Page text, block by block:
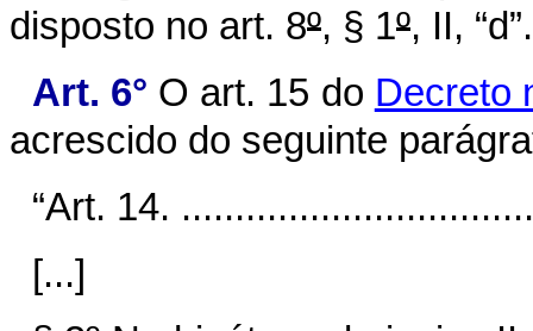
disposto no art. 8º, § 1º, II,
Art. 6° O art. 15 do Decreto
acrescido do seguinte
“Art. 14.
[...]